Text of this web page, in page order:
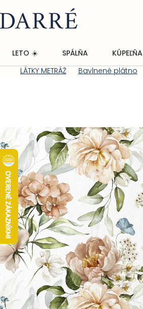
na
obsah
LETO ☀️ SPÁLŇA KÚPEĽŇA
LÁTKY METRÁŽ Bavlnené plátno